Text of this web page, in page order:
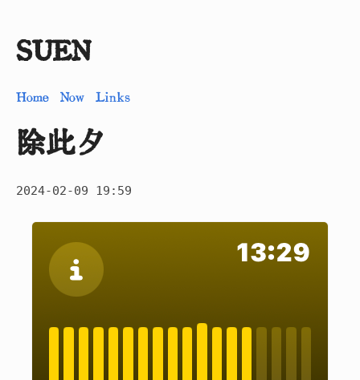
SUEN
Home Now Links
除此夕
2024-02-09 19:59